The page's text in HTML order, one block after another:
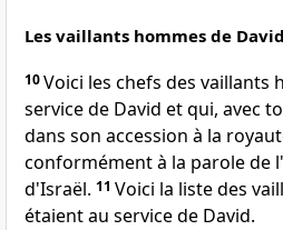
Les vaillants hommes de David
10Voici les chefs des vaillants
service de David et qui, avec
dans son accession à la
conformément à la parole de
d'Israël. 11 Voici la liste des
étaient au service de David.